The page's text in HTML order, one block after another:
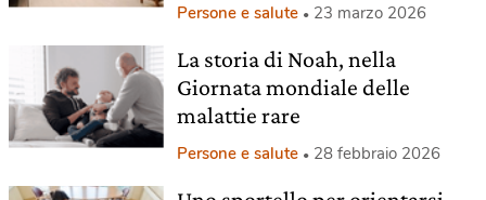
Persone e salute 23 marzo 2026
La storia di Noah, nella
Giornata mondiale delle
malattie rare
Persone e salute 28 febbraio 2026